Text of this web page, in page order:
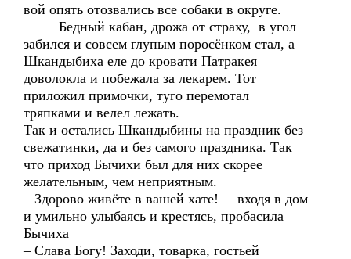
вой опять отозвались все собаки в округе.
Бедный кабан, дрожа от страху, в угол
забился и совсем глупым поросёнком стал, а
Шкандыбиха еле до кровати Патракея
доволокла и побежала за лекарем. Тот
приложил примочки, туго перемотал
тряпками и велел лежать.
Так и остались Шкандыбины на праздник без
свежатинки, да и без самого праздника. Так
что приход Бычихи был для них скорее
желательным, чем неприятным.
– Здорово живёте в вашей хате! – входя в дом
и умильно улыбаясь и крестясь, пробасила
Бычиха
– Слава Богу! Заходи, товарка, гостьей